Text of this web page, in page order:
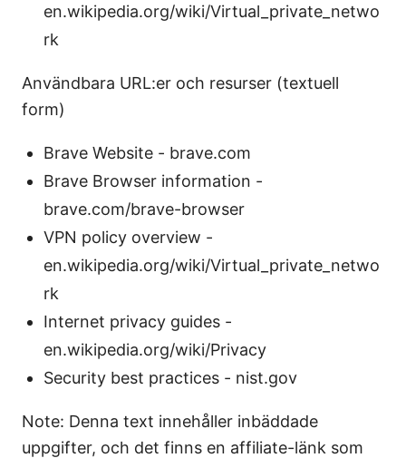
en.wikipedia.org/wiki/Virtual_private_netwo
rk
Användbara URL:er och resurser (textuell
form)
Brave Website - brave.com
Brave Browser information -
brave.com/brave-browser
VPN policy overview -
en.wikipedia.org/wiki/Virtual_private_netwo
rk
Internet privacy guides -
en.wikipedia.org/wiki/Privacy
Security best practices - nist.gov
Note: Denna text innehåller inbäddade
uppgifter, och det finns en affiliate-länk som